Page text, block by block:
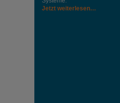
Jetzt weiterlesen…